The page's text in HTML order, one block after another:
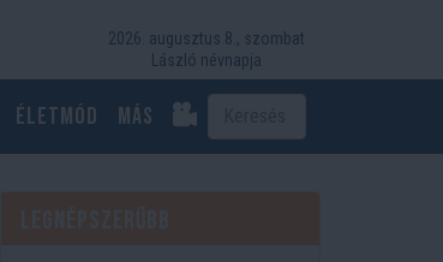
2026. augusztus 8., szombat
László névnapja
Életmód más